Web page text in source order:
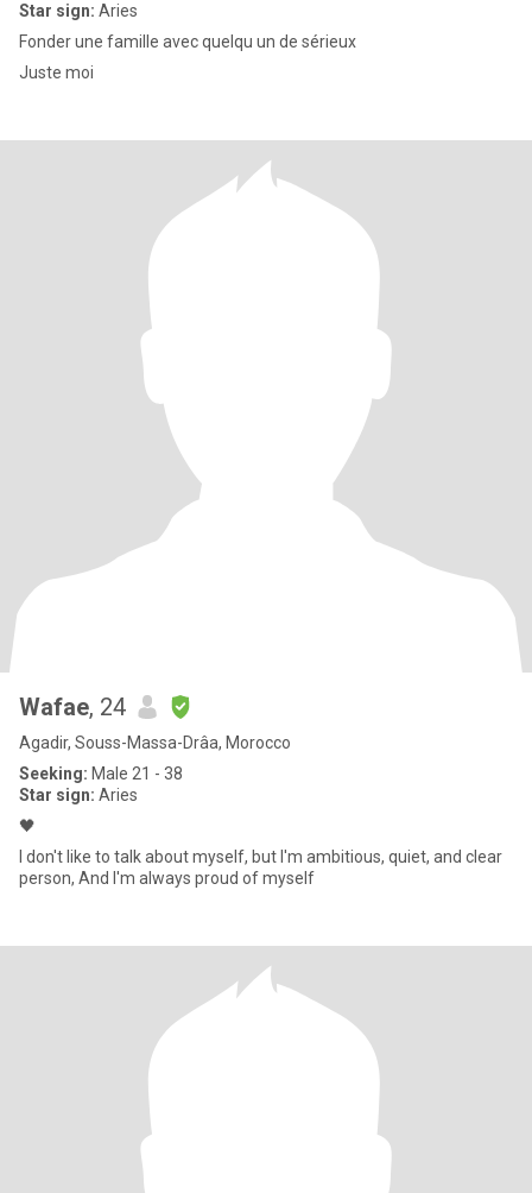
Star sign: Aries
Fonder une famille avec quelqu un de sérieux
Juste moi
Wafae, 24
Agadir, Souss-Massa-Drâa, Morocco
Seeking: Male 21 - 38
Star sign: Aries
🖤
I don't like to talk about myself, but I'm ambitious, quiet, and clear
person, And I'm always proud of myself